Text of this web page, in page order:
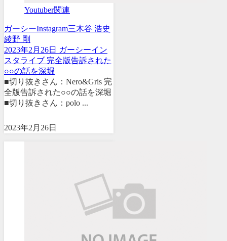
Youtuber関連
ガーシーInstagram三木谷 浩史
綾野 剛
2023年2月26日 ガーシーイン
スタライブ 完全版告訴された
○○の話を深堀
■切り抜きさん：Nero&Gris 完
全版告訴された○○の話を深堀
■切り抜きさん：polo ...
2023年2月26日